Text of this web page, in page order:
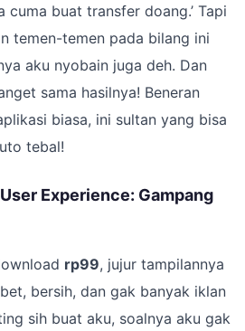
cuma buat transfer doang.’ Tapi
temen-temen pada bilang ini
aku nyobain juga deh. Dan
sama hasilnya! Beneran
biasa, ini sultan yang bisa
tebal!
Experience: Gampang
rp99, jujur tampilannya
bersih, dan gak banyak iklan
sih buat aku, soalnya aku gak